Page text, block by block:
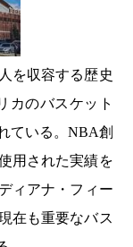
を収容する歴史
カのバスケット
ている。NBA創
用された実績を
ィアナ・フィー
在も重要なバス